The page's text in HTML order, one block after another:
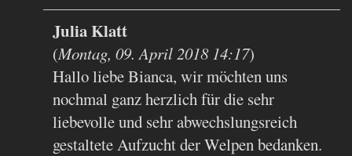
Julia Klatt
(Montag, 09. April 2018 14:17)
Hallo liebe Bianca, wir möchten uns
nochmal ganz herzlich für die sehr
liebevolle und sehr abwechslungsreich
gestaltete Aufzucht der Welpen bedanken.